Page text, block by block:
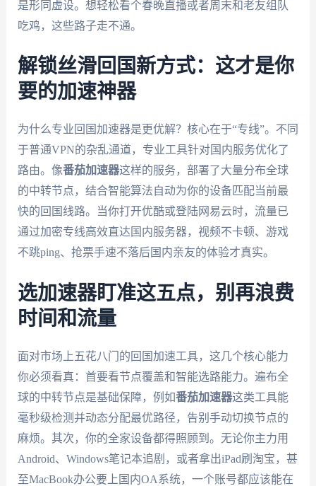
是形同虚设。想轻松看个春晚直播或者周末和老友组队
吃鸡，这些路子走不通。
解锁丝滑回国新方式：这才是你
要的加速神器
为什么专业回国加速器是更优解？核心在于“专线”。不同
于普通VPN的杂乱通道，专业工具针对国内服务优化了
路由。像番茄加速器这样的服务，部署了大量分布全球
的中转节点，结合智能算法自动为你的设备匹配当前最
快的回国线路。当你打开优酷或登陆网易云时，流量已
通过加密专线高效直达国内服务器，视频不卡顿、游戏
不跳ping、抢票手速不落后国内亲友的体验才真实。
选加速器盯准这五点，别再浪费
时间和流量
面对市场上五花八门的回国加速工具，这几个核心能力
你必须看真：首要看节点覆盖和智能选路能力。遍布全
球的中转节点是基础保障，例如番茄加速器这类工具能
毫秒级检测并动态分配最优路径，告别手动切换节点的
麻烦。其次，你的全家设备都得照顾到。无论你主力用
Android、Windows笔记本追剧，或者拿出iPad刷淘宝，甚
至MacBook办公要上国内OA系统，一个账号都应该能在